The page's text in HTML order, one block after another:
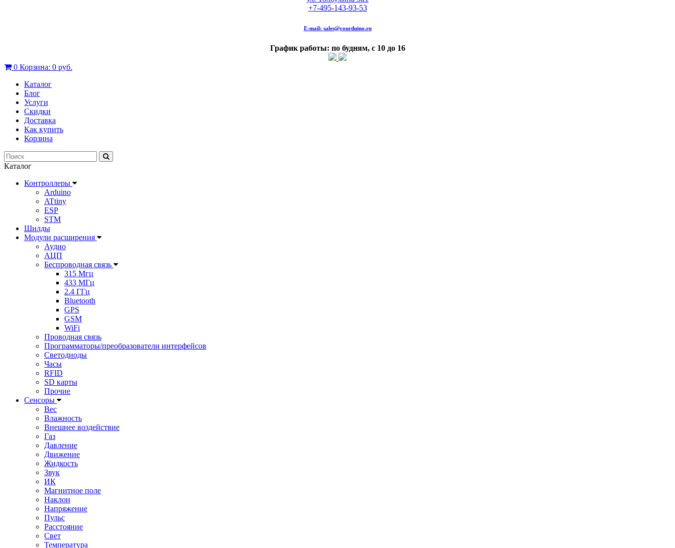
+7-495-143-93-53
E-mail: sales@yourduino.ru
График работы: по будням, с 10 до 16
0 Корзина: 0 руб.
Каталог
Блог
Услуги
Скидки
Доставка
Как купить
Корзина
Каталог
Контроллеры
Arduino
ATtiny
ESP
STM
Шилды
Модули расширения
Аудио
АЦП
Беспроводная связь
315 Мгц
433 МГц
2.4 ГГц
Bluetooth
GPS
GSM
WiFi
Проводная связь
Программаторы/преобразователи интерфейсов
Светодиоды
Часы
RFID
SD карты
Прочие
Сенсоры
Вес
Влажность
Внешнее воздействие
Газ
Давление
Движение
Жидкость
Звук
ИК
Магнитное поле
Наклон
Напряжение
Пульс
Расстояние
Свет
Температура